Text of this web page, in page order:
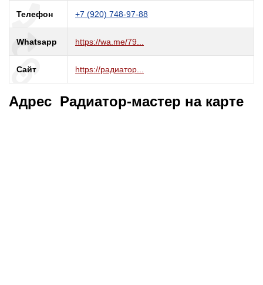
Телефон +7 (920) 748-97-88
Whatsapp https://wa.me/79...
Сайт https://радиатор...
Адрес Радиатор-мастер на карте